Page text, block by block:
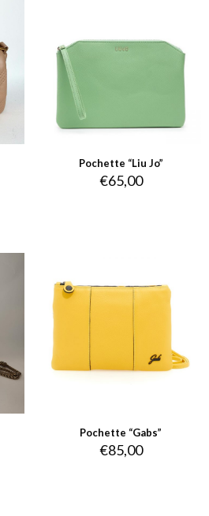
Pochette “Liu Jo”
€65,00
Pochette “Gabs”
€85,00